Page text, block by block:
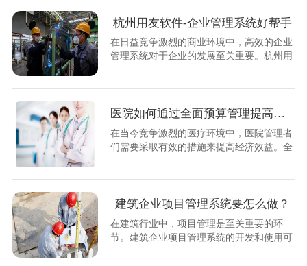
杭州用友软件-企业管理系统好帮手
在日益竞争激烈的商业环境中，高效的企业
管理系统对于企业的发展至关重要。杭州用
手。
医院如何通过全面预算管理提高经济效益？
在当今竞争激烈的医疗环境中，医院管理者
们需要采取有效的措施来提高经济效益。全
细介绍医院如何通过全面预算管理来实现经
建筑企业项目管理系统要怎么做？
在建筑行业中，项目管理是至关重要的环
节。建筑企业项目管理系统的开发和使用可